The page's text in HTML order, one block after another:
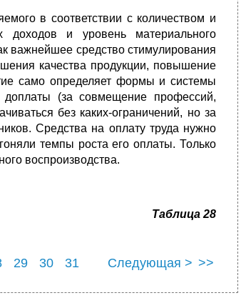
в соответствии с количеством и
доходов и уровень материального
важнейшее средство стимулирования
качества продукции, повышение
само определяет формы и системы
доплаты (за совмещение профессий,
без каких-ограничений, но за
Средства на оплату труда нужно
темпы роста его оплаты. Только
воспроизводства.
Таблица 28
29 30
31
Следующая > >>